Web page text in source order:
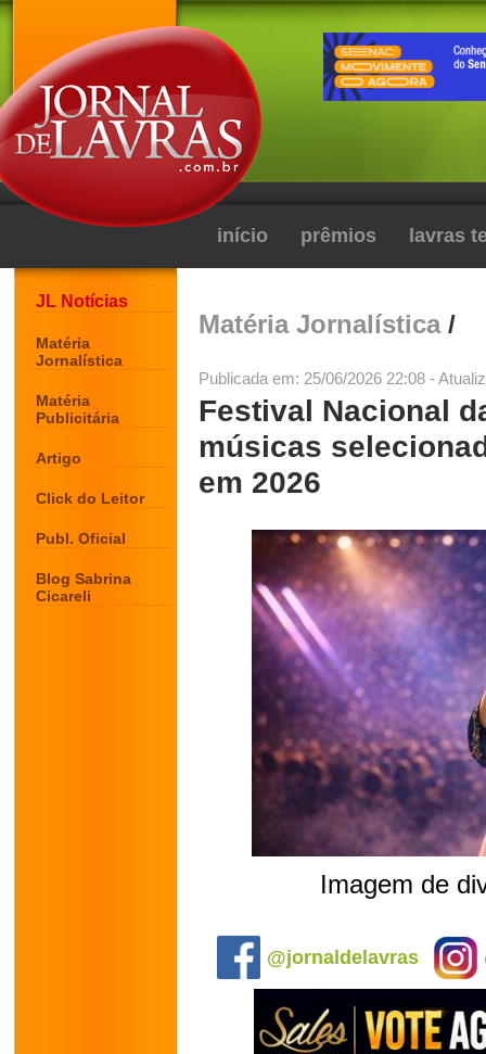
início prêmios lavras
JL Notícias
Matéria
Jornalística
Matéria
Publicitária
Artigo
Click do Leitor
Publ. Oficial
Blog Sabrina
Cicareli
Matéria Jornalística/
Publicada em: 25/06/2026 22:08 -
Festival Nacional
músicas
em 2026
Imagem de
@jornaldelavras